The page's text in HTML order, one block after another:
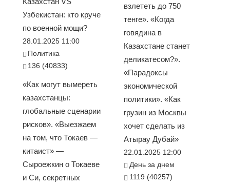
Узбекистан: кто круче
по военной мощи?
28.01.2025 11:00
Политика
136 (40833)
«Как могут вымереть
казахстанцы:
глобальные сценарии
рисков». «Выезжаем
на том, что Токаев —
китаист» —
Сыроежкин о Токаеве
и Си, секретных
взлететь до 750
тенге». «Когда
говядина в
Казахстане станет
деликатесом?».
«Парадоксы
экономической
политики». «Как
грузин из Москвы
хочет сделать из
Атырау Дубай»
22.01.2025 12:00
День за днем
1119 (40257)